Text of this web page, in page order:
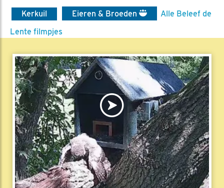
Kerkuil Eieren & Broeden
Alle Beleef de
Lente filmpjes